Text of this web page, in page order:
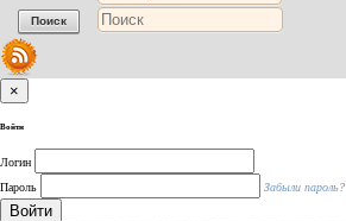
×
Войти
Логин
Пароль
Забыли пароль?
Войти